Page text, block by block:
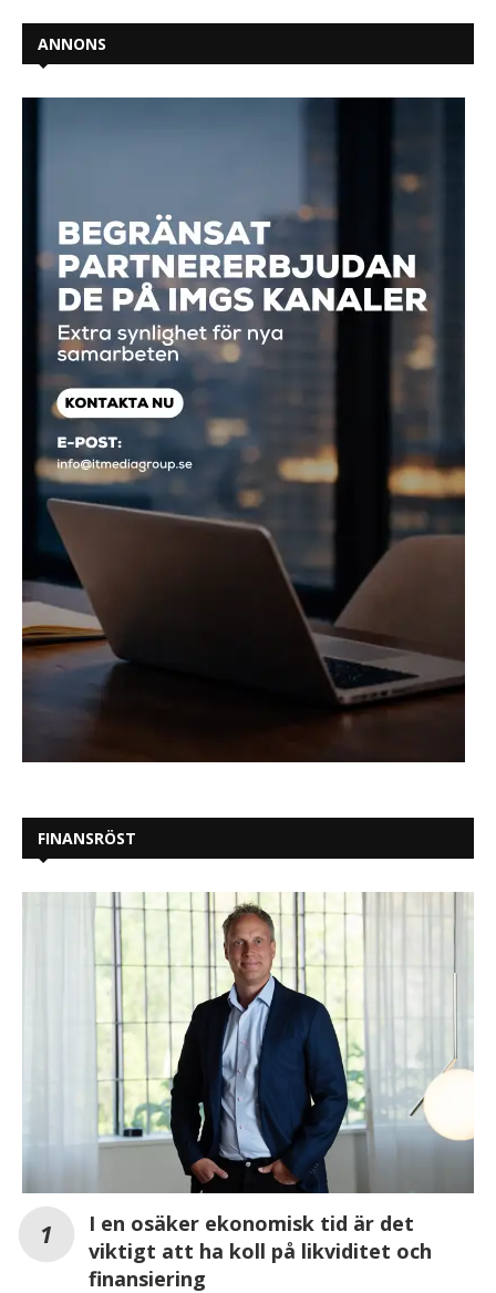
ANNONS
FINANSRÖST
I en osäker ekonomisk tid är det
viktigt att ha koll på likviditet och
finansiering